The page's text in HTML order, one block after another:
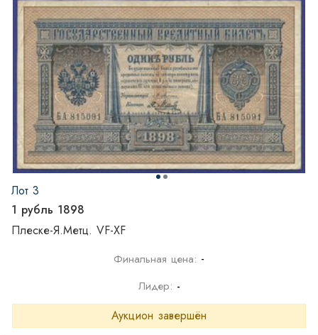
Лот 3
1 рубль 1898
Плеске-Я.Метц. VF-XF
Финальная цена: -
Лидер: -
Аукцион завершён